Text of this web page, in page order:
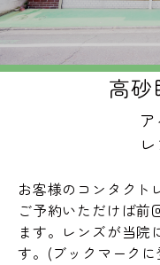
高
お客様のコンタクト
ご予約いただけば前
ます。レンズが当院
す。(ブックマーク